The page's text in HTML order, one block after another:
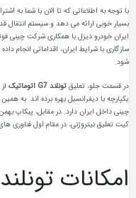
با توجه به اطلاعاتی که تا الان با شما به
بسیار خوبی ارائه می دهد و سیستم انتقال
ایران خودرو دیزل با همکاری شرکت
شود.
در قسمت جلو، تعلیقتونلند G7 اتوماتیک
یکپارچه با دیفرانسیل بهره برده اند. به
کیت تعلیق نیتروژنی، در مقام اول فناوری
امکانات تونلند G7